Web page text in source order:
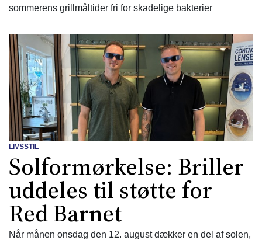
sommerens grillmåltider fri for skadelige bakterier
LIVSSTIL
Solformørkelse: Briller
uddeles til støtte for
Red Barnet
Når månen onsdag den 12. august dækker en del af solen,